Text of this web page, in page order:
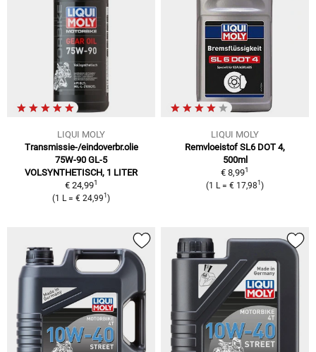
LIQUI MOLY
Transmissie-/eindoverbr.olie
75W-90 GL-5
VOLSYNTHETISCH, 1 LITER
€ 24,991
(1 L = € 24,991 )
LIQUI MOLY
Remvloeistof SL6 DOT 4,
500ml
€ 8,991
(1 L = € 17,981 )